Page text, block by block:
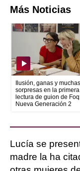
Más Noticias
Ilusión, ganas y muchas
sorpresas en la primera
lectura de guion de
Nueva Generación 2
Lucía se
madre la ha